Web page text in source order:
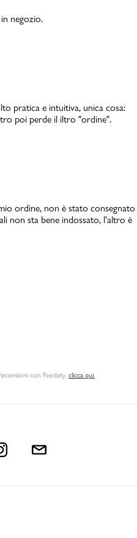
negozio.
pratica e intuitiva, unica cosa:
poi perde il iltro "ordine".
ordine, non è stato consegnato
non sta bene indossato, l'altro è
con Feedaty clicca qui.